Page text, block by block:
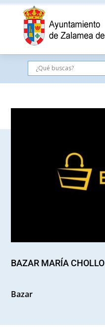
BAZAR MARÍA CHOLLO
Bazar